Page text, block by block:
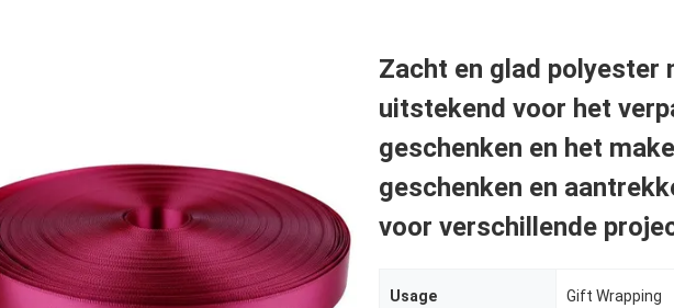
Zacht en glad polyester
uitstekend voor het
geschenken en het
geschenken en
voor verschillende
Usage Gift Wrapping